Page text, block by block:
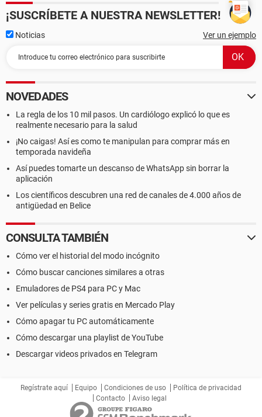
¡SUSCRÍBETE A NUESTRA NEWSLETTER!
Noticias Ver un ejemplo
NOVEDADES
La regla de los 10 mil pasos. Un cardiólogo explicó lo que es
realmente necesario para la salud
¡No caigas! Así es como te manipulan para comprar más en
temporada navideña
Así puedes tomarte un descanso de WhatsApp sin borrar la
aplicación
Los científicos descubren una red de canales de 4.000 años de
antigüedad en Belice
CONSULTA TAMBIÉN
Cómo ver el historial del modo incógnito
Cómo buscar canciones similares a otras
Emuladores de PS4 para PC y Mac
Ver películas y series gratis en Mercado Play
Cómo apagar tu PC automáticamente
Cómo descargar una playlist de YouTube
Descargar videos privados en Telegram
Regístrate aquí Equipo Condiciones de uso
Política de privacidad
Contacto
Aviso legal